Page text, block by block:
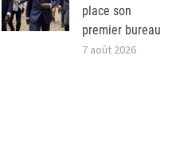
place son
premier bureau
7 août 2026